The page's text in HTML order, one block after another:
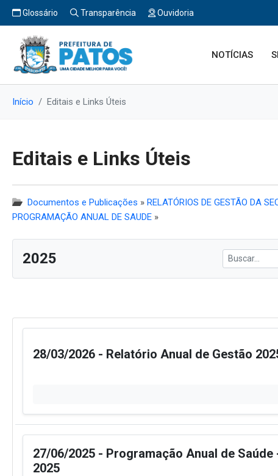
Glossário Transparência Ouvidoria
NOTÍCIAS
Início Editais e Links Úteis
Editais e Links Úteis
Documentos e Publicações » RELATÓRIOS DE GESTÃO DA
PROGRAMAÇÃO ANUAL DE SAUDE »
2025
28/03/2026 - Relatório Anual de Gestão
27/06/2025 - Programação Anual de Saúde
2025